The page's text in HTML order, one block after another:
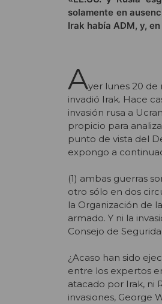
solamente en
Irak había ADM, y,
Ayer lunes 20 de
invadió Irak. Hace
invasión rusa a
propicio para
punto de vista del
expongo a
(1) ambas guerras
otro sólo en dos
la Organización de
armado. Y ni la
Consejo de
¿Acaso han sido
entre los expertos
atacado por Irak, ni
invasiones, George